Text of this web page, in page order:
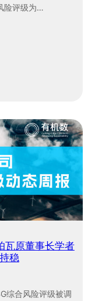
险评级为…
瓦原董事长学者
稳
综合风险评级被调